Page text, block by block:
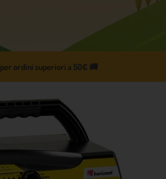
per ordini superiori a 50€ 🚚